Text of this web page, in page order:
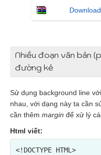
Nhiều đoạn văn bản
đường kẻ
Sử dụng background line
nhau, với dạng này ta cần
cần thêm margin để xử lý
Html viết:
<!DOCTYPE HTML>